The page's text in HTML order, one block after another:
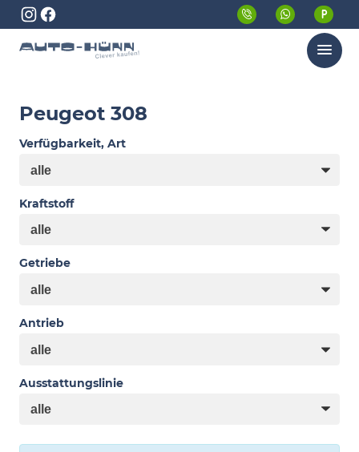
Menü
Peugeot 308
Verfügbarkeit, Art
Kraftstoff
Getriebe
Antrieb
Ausstattungslinie